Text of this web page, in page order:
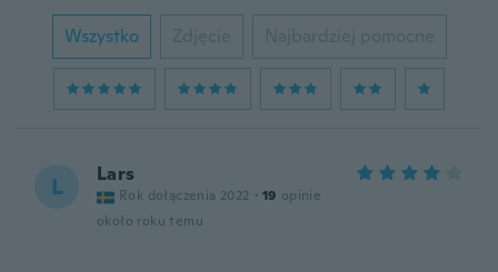
Wszystko Zdjęcie Najbardziej pomocne
L Lars
Rok dołączenia 2022 · 19 opinie
około roku temu